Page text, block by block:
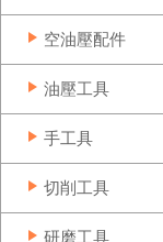
空油壓配件
油壓工具
手工具
切削工具
研磨工具